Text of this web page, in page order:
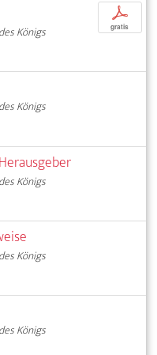
Königs
p
gratis
Königs
Königs
Königs
Königs